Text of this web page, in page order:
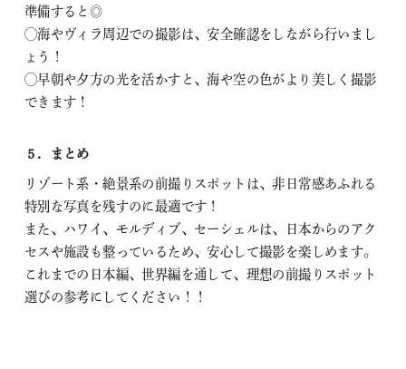
準備すると◎
◯海やヴィラ周辺での撮影は、安全確認をしながら行いまし
ょう！
◯早朝や夕方の光を活かすと、海や空の色がより美しく撮影
できます！
５．まとめ
リゾート系・絶景系の前撮りスポットは、非日常感あふれる
特別な写真を残すのに最適です！
また、ハワイ、モルディブ、セーシェルは、日本からのアク
セスや施設も整っているため、安心して撮影を楽しめます。
これまでの日本編、世界編を通して、理想の前撮りスポット
選びの参考にしてください！！